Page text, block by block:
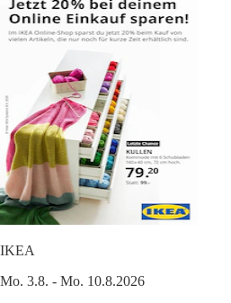
IKEA
Mo. 3.8. - Mo. 10.8.2026